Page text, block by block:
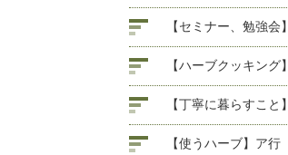
【セミナー、勉強会】
【ハーブクッキング】
【丁寧に暮らすこと】
【使うハーブ】ア行